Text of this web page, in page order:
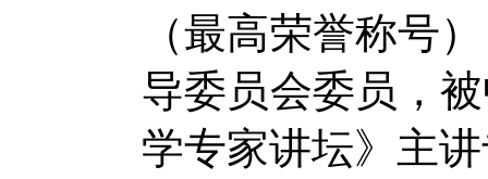
（最高荣誉称号
导委员会委员，
学专家讲坛》主